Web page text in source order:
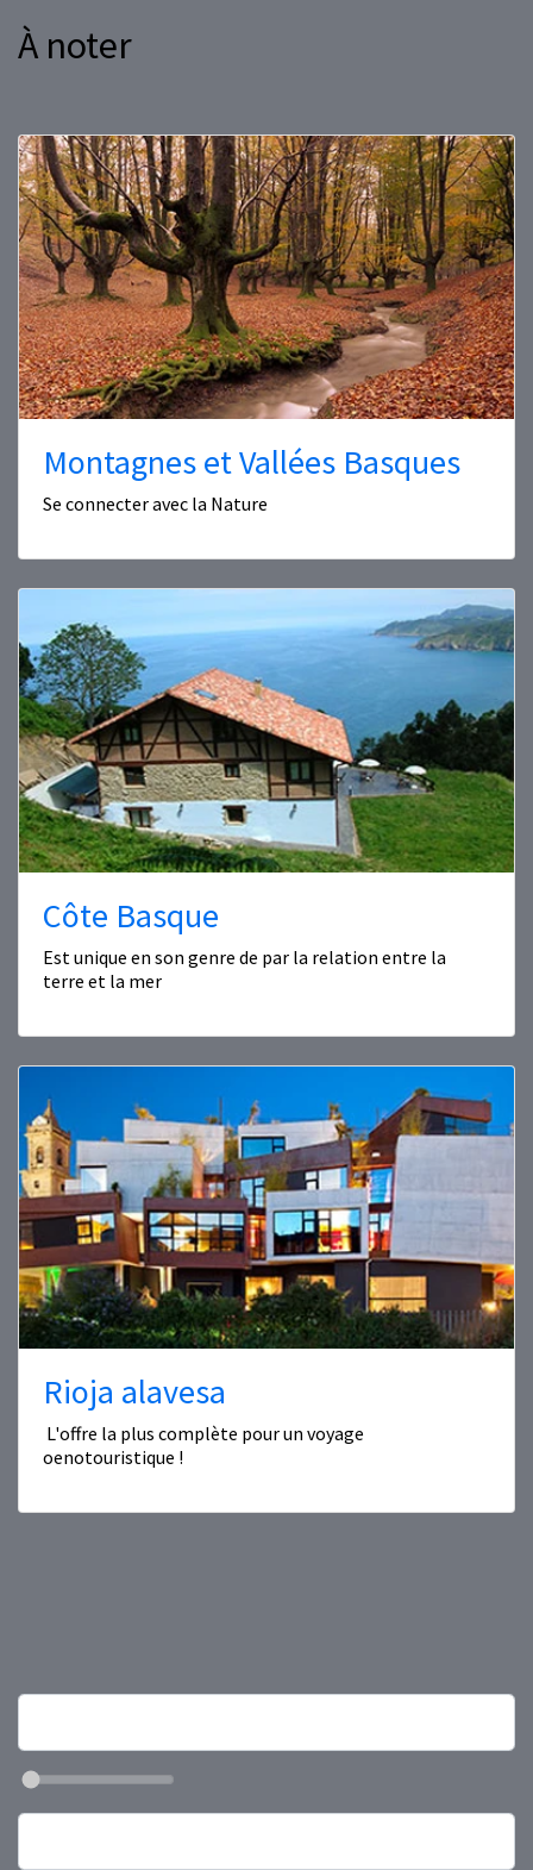
À noter
Montagnes et Vallées Basques
Se connecter avec la Nature
Côte Basque
Est unique en son genre de par la relation entre la
terre et la mer
Rioja alavesa
L'offre la plus complète pour un voyage
oenotouristique !